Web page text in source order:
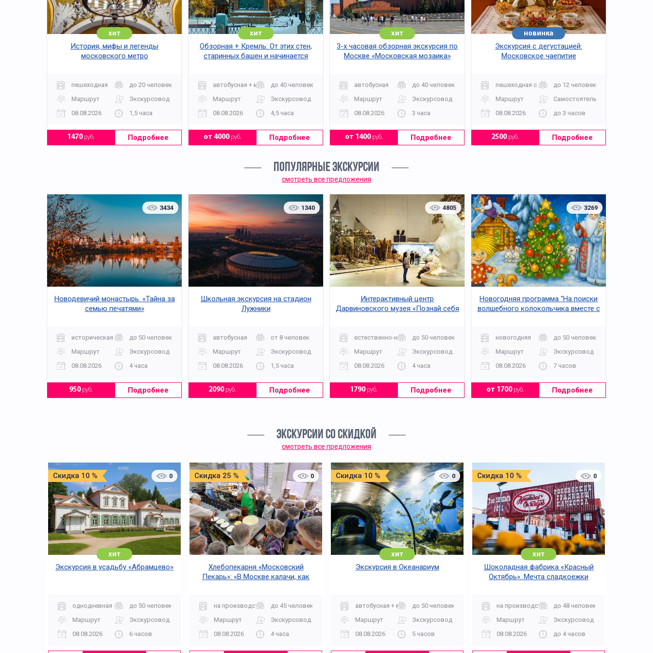
Так как это пешая экскурсия, следует одеться согласно погоде.
Очень важно – так как вы посетите действующий храм, то девочками необходимо взять с собой головные уборы и юбки, а мальчикам следует
исключить шорты.
хит
История, мифы и легенды
московского метро
пешеходная
до 20 человек
Маршрут
Экскурсовод
08.08.2026
1,5 часа
1470руб. Подробнее
хит
Обзорная + Кремль: От этих стен,
старинных башен и начинается
автобусная + музей до 40 человек
Маршрут
Экскурсовод
08.08.2026
4,5 часа
от 4000руб. Подробнее
хит
3-х часовая обзорная экскурсия по
Москве «Московская мозаика»
автобусная
до 40 человек
Маршрут
Экскурсовод
08.08.2026
3 часа
от 1400руб. Подробнее
хит
новинка
Экскурсия с дегустацией:
Московское чаепитие
пешеходная с дегустациейдо 12 человек
Маршрут
Самостоятельно
08.08.2026
до 3 часов
2500руб. Подробнее
ПОПУЛЯРНЫЕ ЭКСКУРСИИ
смотреть все предложения
3434
Новодевичий монастырь. «Тайна за
семью печатями»
историческая
до 50 человек
Маршрут
Экскурсовод
08.08.2026
4 часа
950руб. Подробнее
1340
Школьная экскурсия на стадион
Лужники
автобусная
от 8 человек
Маршрут
Экскурсовод
08.08.2026
1,5 часа
2090руб. Подробнее
4805
Интерактивный центр
Дарвиновского музея «Познай себя
естественно-научнаядо 50 человек
Маршрут
Экскурсовод
08.08.2026
4 часа
1790руб. Подробнее
3269
Новогодняя программа "На поиски
волшебного колокольчика вместе с
новогодняя
до 50 человек
Маршрут
Экскурсовод
08.08.2026
7 часов
от 1700руб. Подробнее
ЭКСКУРСИИ СО СКИДКОЙ
смотреть все предложения
Скидка 10 % 0
хит
Экскурсия в усадьбу «Абрамцево»
однодневная
до 50 человек
Маршрут
Экскурсовод
08.08.2026
6 часов
Скидка 25 % 0
Хлебопекарня «Московский
Пекарь»: «В Москве калачи, как
на производство
до 45 человек
Маршрут
Экскурсовод
08.08.2026
4 часа
Скидка 10 % 0
хит
Экскурсия в Океанариум
автобусная + музейдо 50 человек
Маршрут
Экскурсовод
08.08.2026
5 часов
Скидка 10 % 0
хит
Шоколадная фабрика «Красный
Октябрь». Мечта сладкоежки
на производство
до 48 человек
Маршрут
Экскурсовод
08.08.2026
до 4 часов